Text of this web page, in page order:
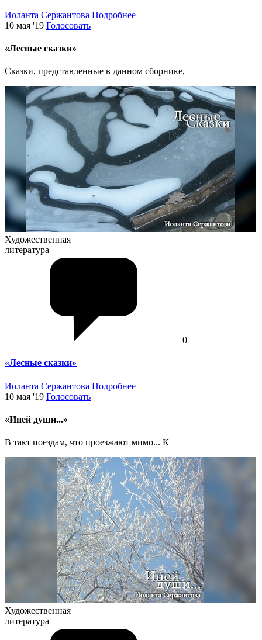
Иоланта Сержантова Подробнее
10 мая '19 Голосовать
«Лесные сказки»
Сказки, представленные в данном сборнике,
Художественная
литература
0
«Лесные сказки»
Иоланта Сержантова Подробнее
10 мая '19 Голосовать
«Иней души...»
В такт поездам, что проезжают мимо... К
Художественная
литература